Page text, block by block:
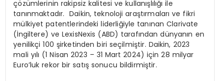
çözümlerinin rakipsiz kalitesi ve kullanışlılığı ile
tanınmaktadır. Daikin, teknoloji araştırmaları ve fikri
mülkiyet patentlerindeki liderliğiyle tanınan Clarivate
(İngiltere) ve LexisNexis (ABD) tarafından dünyanın en
yenilikçi 100 şirketinden biri seçilmiştir. Daikin, 2023
mali yılı (1 Nisan 2023 – 31 Mart 2024) için 28 milyar
Euro’luk rekor bir satış sonucu bildirmiştir.